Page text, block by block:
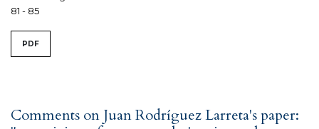
81 - 85
PDF
Comments on Juan Rodríguez Larreta's paper: